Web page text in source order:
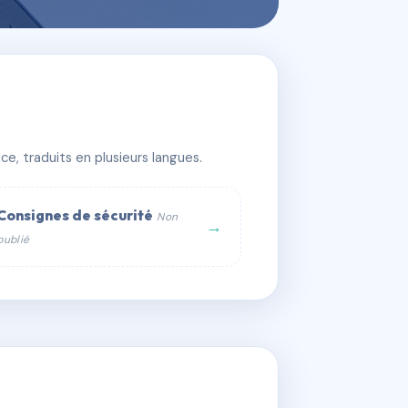
traduits en plusieurs langues.
de sécurité Non
→